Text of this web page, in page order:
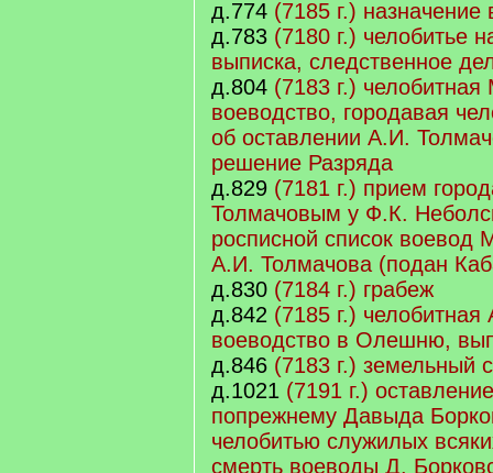
д.774 (7185 г.) назначение
д.783 (7180 г.) челобитье
выписка, следственное
д.804 (7183 г.)
воеводство, городавая
об оставлении А.И.
решение Разряда
д.829 (7181 г.) прием
Толмачовым у Ф.К.
росписной список воевод
А.И. Толмачова (подан
д.830 (7184 г.) грабеж
д.842 (7185 г.)
воеводство в Олешню,
д.846 (7183 г.) земельный
д.1021 (7191 г.)
попрежнему Давыда
челобитью служилых
смерть воеводы Д.